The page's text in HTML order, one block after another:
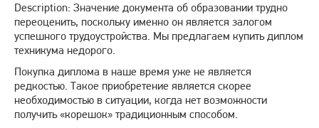
Description: Значение документа об образовании трудно
переоценить, поскольку именно он является залогом
успешного трудоустройства. Мы предлагаем купить диплом
техникума недорого.
Покупка диплома в наше время уже не является
редкостью. Такое приобретение является скорее
необходимостью в ситуации, когда нет возможности
получить «корешок» традиционным способом.